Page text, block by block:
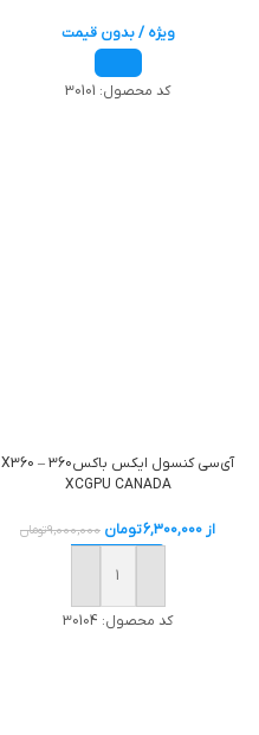
ویژه / بدون قیمت
کد محصول: 30101
آی‌سی کنسول ایکس باکس360 – X360
XCGPU CANADA
از 6,300,000تومان 9,000,000تومان
خرید
کد محصول: 30104